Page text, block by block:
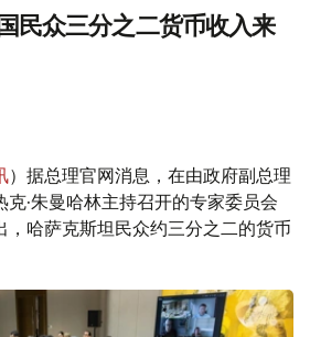
民众三分之二货币收入来
）据总理官网消息，在由政府副总理
·朱曼哈林主持召开的专家委员会
，哈萨克斯坦民众约三分之二的货币